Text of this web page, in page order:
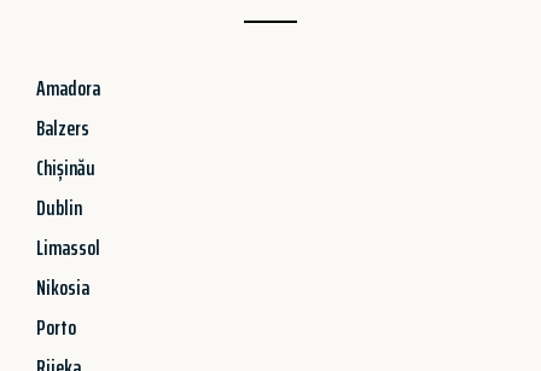
Amadora
Balzers
Chișinău
Dublin
Limassol
Nikosia
Porto